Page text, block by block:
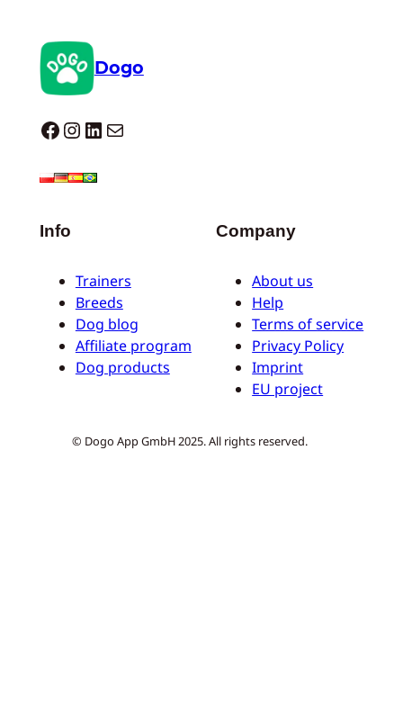
Dogo
Dogo facebook InstagramLinkedIn E-mail
Info
Trainers
Breeds
Dog blog
Affiliate program
Dog products
Company
About us
Help
Terms of service
Privacy Policy
Imprint
EU project
© Dogo App GmbH 2025. All rights reserved.